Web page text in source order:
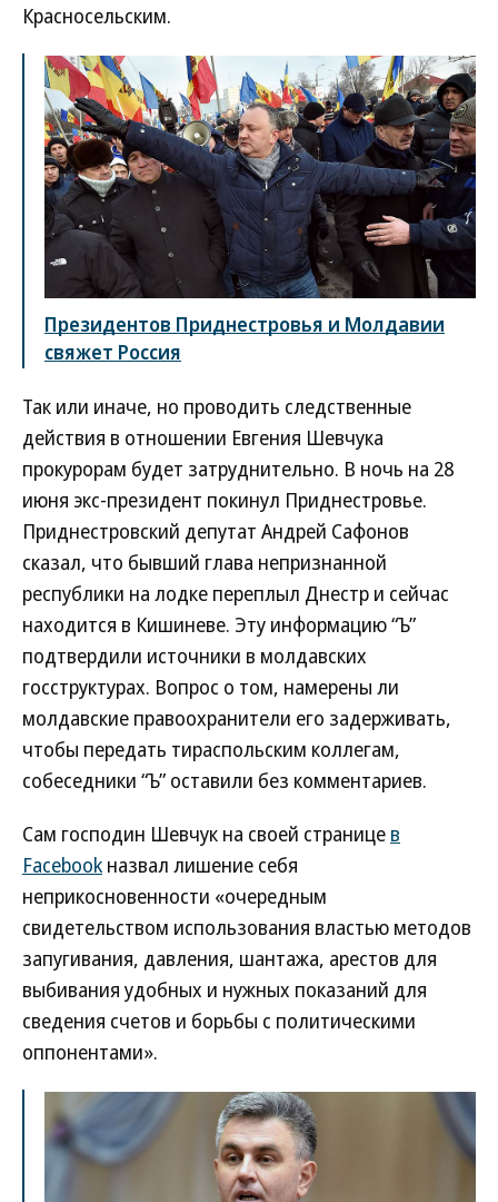
Красносельским.
Президентов Приднестровья и Молдавии
свяжет Россия
Так или иначе, но проводить следственные
действия в отношении Евгения Шевчука
прокурорам будет затруднительно. В ночь на 28
июня экс-президент покинул Приднестровье.
Приднестровский депутат Андрей Сафонов
сказал, что бывший глава непризнанной
республики на лодке переплыл Днестр и сейчас
находится в Кишиневе. Эту информацию “Ъ”
подтвердили источники в молдавских
госструктурах. Вопрос о том, намерены ли
молдавские правоохранители его задерживать,
чтобы передать тираспольским коллегам,
собеседники “Ъ” оставили без комментариев.
Сам господин Шевчук на своей странице в
Facebook назвал лишение себя
неприкосновенности «очередным
свидетельством использования властью методов
запугивания, давления, шантажа, арестов для
выбивания удобных и нужных показаний для
сведения счетов и борьбы с политическими
оппонентами».